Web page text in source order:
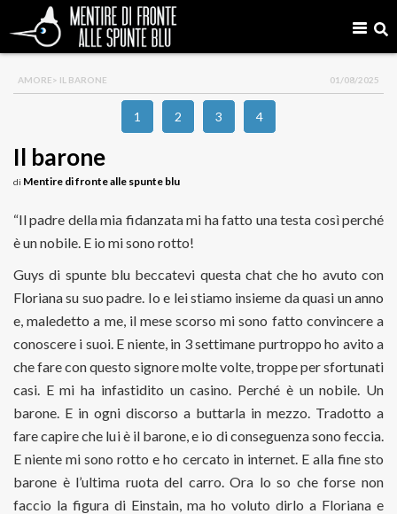
AMORE> IL BARONE 01/08/2025
1 2 3 4
Il barone
di Mentire di fronte alle spunte blu
“Il padre della mia fidanzata mi ha fatto una testa così perché
è un nobile. E io mi sono rotto!
Guys di spunte blu beccatevi questa chat che ho avuto con
Floriana su suo padre. Io e lei stiamo insieme da quasi un anno
e, maledetto a me, il mese scorso mi sono fatto convincere a
conoscere i suoi. E niente, in 3 settimane purtroppo ho avito a
che fare con questo signore molte volte, troppe per sfortunati
casi. E mi ha infastidito un casino. Perché è un nobile. Un
barone. E in ogni discorso a buttarla in mezzo. Tradotto a
fare capire che lui è il barone, e io di conseguenza sono feccia.
E niente mi sono rotto e ho cercato in internet. E alla fine sto
barone è l’ultima ruota del carro. Ora lo so che forse non
faccio la figura di Einstain, ma ho voluto dirlo a Floriana e